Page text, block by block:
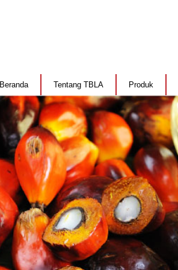
Beranda Tentang TBLA Produk